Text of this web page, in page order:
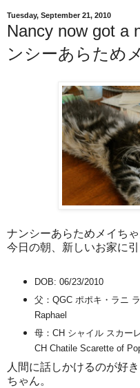
Tuesday, September 21, 2010
Nancy now got a
ンシーあらため
ナンシーあらためメイちゃ
今日の朝、新しいお家に
DOB: 06/23/2010
父：QGC ポポキ・ラニ
Raphael
母：CH シャイル スカー
CH Chatile Scarette of
人間に話しかけるのが好
ちゃん。